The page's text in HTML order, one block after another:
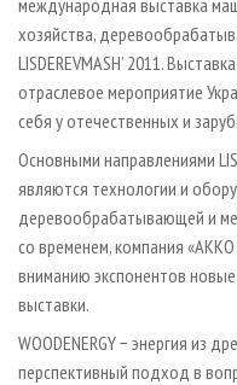
ПРОИЗВОДСТВО
ДЕРЕВЯННОЕ
ПРОИЗВОДСТВО
БИОЭНЕРГЕТИКА
ЦБП
ИНСТРУМЕНТ И
МОБИЛЬНЫЕ ВЫСТАВКИ
ОФИЦИАЛЬНЫЕ
ПРИОРИТЕТНЫЕ
RUSSIAN FORESTRY
ГАЗЕТА
БИБЛИОТЕКА
РЕКЛАМА НА САЙТЕ
хозяйства,
LISDEREVMASH’ 2011.
отраслевое мероприятие
себя у отечественных и
Основными направлениями
являются технологии и
деревообрабатывающей и
со временем, компания
вниманию экспонентов
выставки.
WOODENERGY − энергия из
перспективный подход в